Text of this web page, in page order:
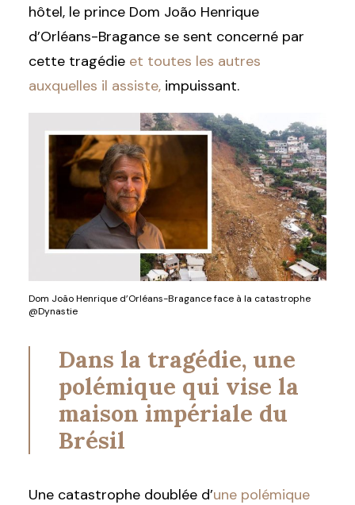
hôtel, le prince Dom João Henrique
d’Orléans-Bragance se sent concerné par
cette tragédie et toutes les autres
auxquelles il assiste, impuissant.
Dom João Henrique d’Orléans-Bragance face à la catastrophe
@Dynastie
Dans la tragédie, une
polémique qui vise la
maison impériale du
Brésil
Une catastrophe doublée d’une polémique